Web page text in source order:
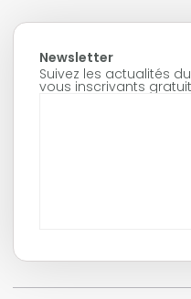
Newsletter
Suivez les actualités
vous inscrivants